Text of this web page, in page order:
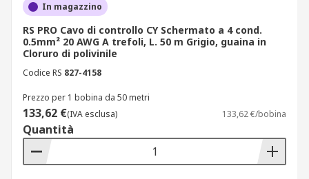
In magazzino
RS PRO Cavo di controllo CY Schermato a 4 cond.
0.5mm² 20 AWG A trefoli, L. 50 m Grigio, guaina in
Cloruro di polivinile
Codice RS 827-4158
Prezzo per 1 bobina da 50 metri
133,62 €(IVA esclusa) 133,62 €/bobina
Quantità